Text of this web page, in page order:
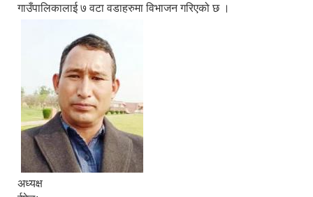
गाउँपालिकालाई ७ वटा वडाहरुमा विभाजन गरिएको छ ।
अध्यक्ष